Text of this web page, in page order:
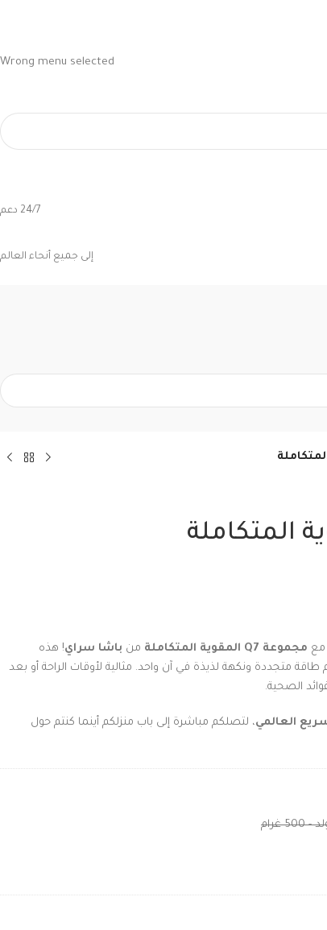
Wrong menu selected
24/7 دعم
إلى جميع أنحاء العالم
مع مجموعة Q7 المقوية المتكاملة من باشا سراي! هذه
متجددة ونكهة لذيذة في آن واحد. مثالية لأوقات الراحة أو بعد
الصحية.
العالمي، لتصلكم مباشرة إلى باب منزلكم أينما كنتم حول